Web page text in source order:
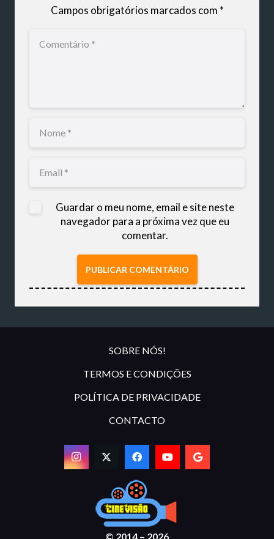
Campos obrigatórios marcados com *
Guardar o meu nome, email e site neste
navegador para a próxima vez que eu
comentar.
PUBLICAR COMENTÁRIO
SOBRE NÓS!
TERMOS E CONDIÇÕES
POLÍTICA DE PRIVACIDADE
CONTACTO
© 2014 – 2026